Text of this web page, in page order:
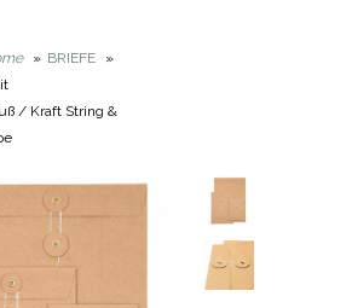
» BRIEFE
»
/ Kraft String &